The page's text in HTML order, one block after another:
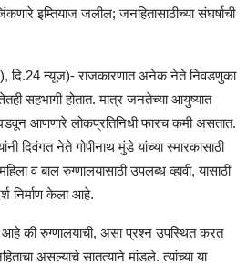
इम्तियाज जलील; जनहितासाठीच्या संघर्षाची
दि.24 न्यूज)- राजकारणात अनेक नेते निवडणुका
सहभागी होतात. मात्र जनतेच्या आयुष्यात
आणणारे लोकप्रतिनिधी फारच कमी असतात.
दिवंगत नेते गोपीनाथ मुंडे यांच्या स्मारकासाठी
व बाल रुग्णालयासाठी उपलब्ध व्हावी, यासाठी
निर्माण केला आहे.
की रुग्णालयाची, असा प्रश्न उपस्थित करत
असल्याचे सातत्याने मांडले. त्यांच्या या